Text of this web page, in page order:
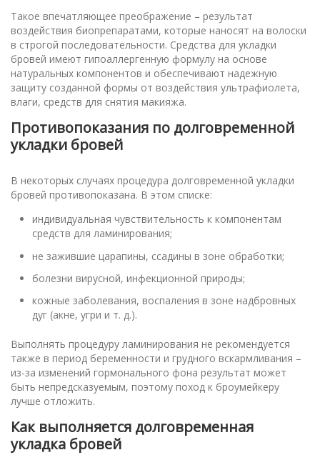
Такое впечатляющее преображение – результат
воздействия биопрепаратами, которые наносят на волоски
в строгой последовательности. Средства для укладки
бровей имеют гипоаллергенную формулу на основе
натуральных компонентов и обеспечивают надежную
защиту созданной формы от воздействия ультрафиолета,
влаги, средств для снятия макияжа.
Противопоказания по долговременной
укладки бровей
В некоторых случаях процедура долговременной укладки
бровей противопоказана. В этом списке:
индивидуальная чувствительность к компонентам
средств для ламинирования;
не зажившие царапины, ссадины в зоне обработки;
болезни вирусной, инфекционной природы;
кожные заболевания, воспаления в зоне надбровных
дуг (акне, угри и т. д.).
Выполнять процедуру ламинирования не рекомендуется
также в период беременности и грудного вскармливания –
из-за изменений гормонального фона результат может
быть непредсказуемым, поэтому поход к броумейкеру
лучше отложить.
Как выполняется долговременная
укладка бровей